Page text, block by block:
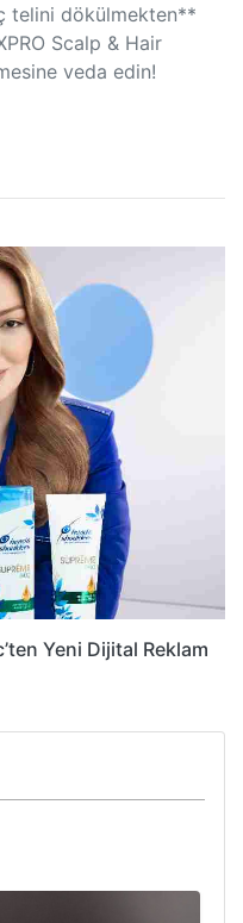
telini dökülmekten**
Scalp & Hair
veda edin!
Yeni Dijital Reklam